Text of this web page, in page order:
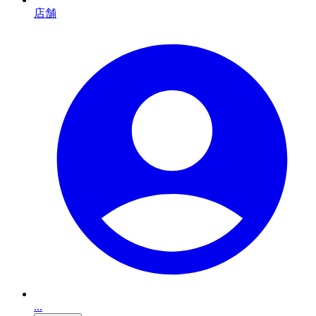
店舗
...